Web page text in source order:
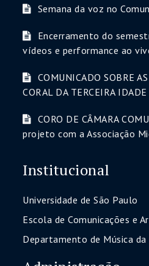
Semana da voz no
Encerramento do
vídeos e performance ao
COMUNICADO SOBRE
CORAL DA TERCEIRA IDADE
CORO DE CÂMARA
projeto com a Associação
Institucional
Universidade de São Paulo
Escola de Comunicações e
Departamento de Música da